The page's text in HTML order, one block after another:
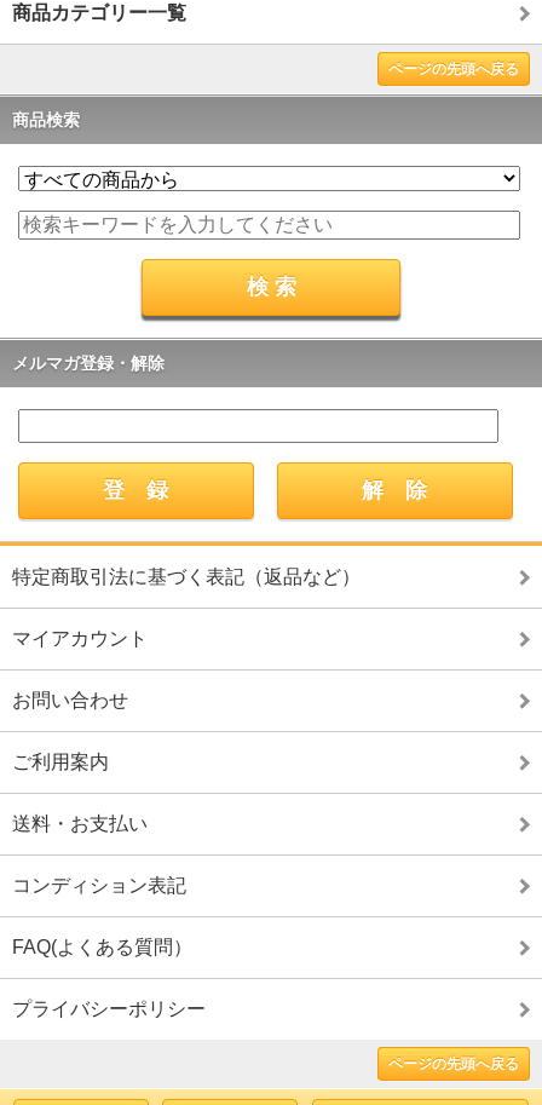
商品カテゴリー一覧
ページの先頭へ戻る
商品検索
メルマガ登録・解除
特定商取引法に基づく表記（返品など）
マイアカウント
お問い合わせ
ご利用案内
送料・お支払い
コンディション表記
FAQ(よくある質問）
プライバシーポリシー
ページの先頭へ戻る